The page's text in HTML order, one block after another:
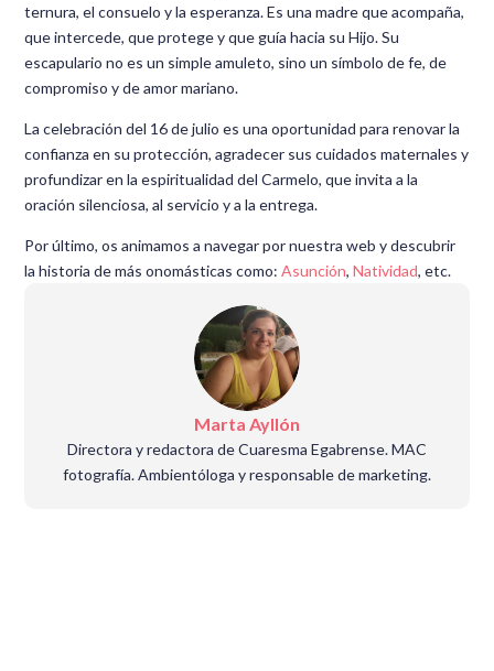
ternura, el consuelo y la esperanza. Es una madre que acompaña,
que intercede, que protege y que guía hacia su Hijo. Su
escapulario no es un simple amuleto, sino un símbolo de fe, de
compromiso y de amor mariano.
La celebración del 16 de julio es una oportunidad para renovar la
confianza en su protección, agradecer sus cuidados maternales y
profundizar en la espiritualidad del Carmelo, que invita a la
oración silenciosa, al servicio y a la entrega.
Por último, os animamos a navegar por nuestra web y descubrir
la historia de más onomásticas como:Asunción,Natividad, etc.
Marta Ayllón
Directora y redactora de Cuaresma Egabrense. MAC
fotografía. Ambientóloga y responsable de marketing.